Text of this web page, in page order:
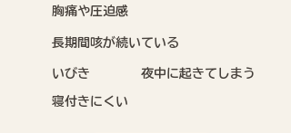
胸痛や圧迫感
長期間咳が続いている
いびき 夜中に起きてしまう
寝付きにくい